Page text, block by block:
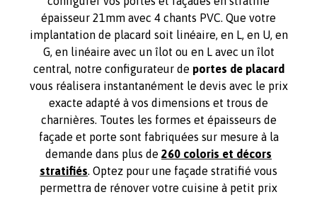
épaisseur 21mm avec 4 chants PVC. Que votre
implantation de placard soit linéaire, en L, en U, en
G, en linéaire avec un îlot ou en L avec un îlot
central, notre configurateur de portes de placard
vous réalisera instantanément le devis avec le prix
exacte adapté à vos dimensions et trous de
charnières. Toutes les formes et épaisseurs de
façade et porte sont fabriquées sur mesure à la
demande dans plus de 260 coloris et décors
stratifiés . Optez pour une façade stratifié vous
permettra de rénover votre cuisine à petit prix